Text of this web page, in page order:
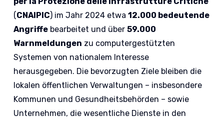
(CNAIPIC) im Jahr 2024 etwa12.000 bedeutende
Angriffe bearbeitet und über59.000
Warnmeldungen zu computergestützten
Systemen von nationalem Interesse
herausgegeben. Die bevorzugten Ziele bleiben die
lokalen öffentlichen Verwaltungen – insbesondere
Kommunen und Gesundheitsbehörden – sowie
Unternehmen, die wesentliche Dienste in den